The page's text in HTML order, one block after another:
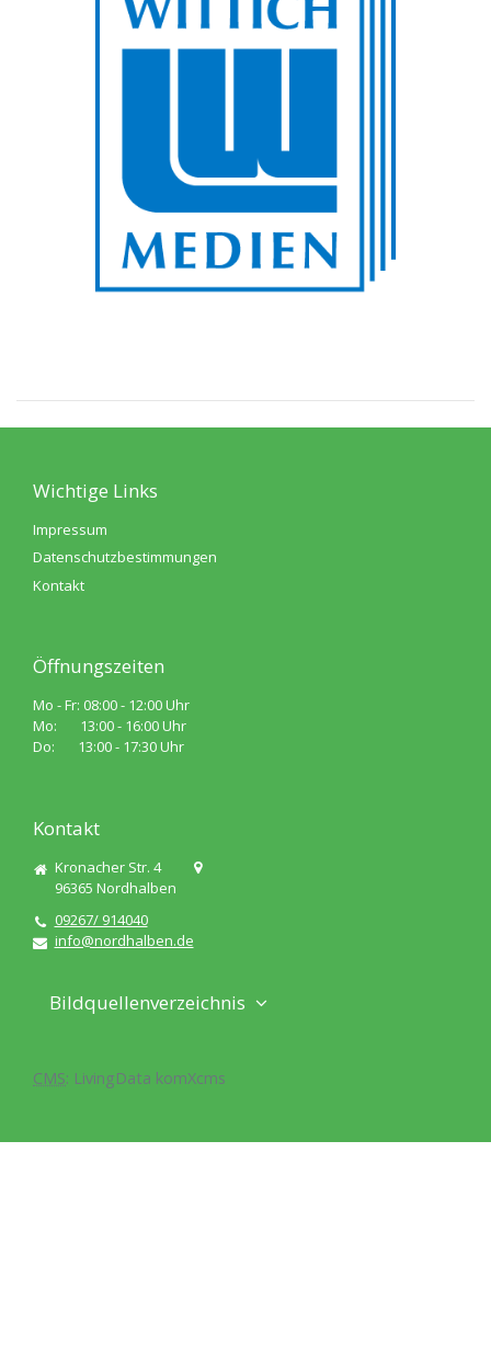
Wichtige Links
Impressum
Datenschutzbestimmungen
Kontakt
Öffnungszeiten
Mo - Fr: 08:00 - 12:00 Uhr
Mo: 13:00 - 16:00 Uhr
Do: 13:00 - 17:30 Uhr
Kontakt
Kronacher Str. 4
96365 Nordhalben
09267/ 914040
info@nordhalben.de
Bildquellenverzeichnis
CMS: LivingData komXcms